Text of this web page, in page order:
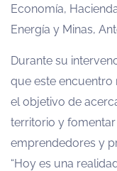
Economía,
Energía y Minas,
Durante su
que este encuentro
el objetivo de
territorio y
emprendedores y
“Hoy es una